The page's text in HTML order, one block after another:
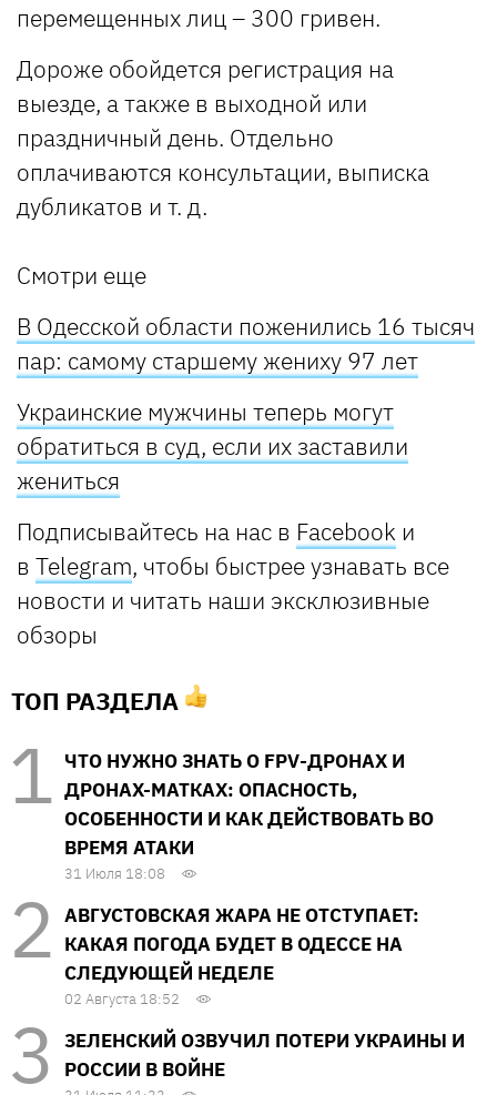
перемещенных лиц – 300 гривен.
Дороже обойдется регистрация на
выезде, а также в выходной или
праздничный день. Отдельно
оплачиваются консультации, выписка
дубликатов и т. д.
Смотри еще
В Одесской области поженились 16 тысяч
пар: самому старшему жениху 97 лет
Украинские мужчины теперь могут
обратиться в суд, если их заставили
жениться
Подписывайтесь на нас в Facebook и
в Telegram, чтобы быстрее узнавать все
новости и читать наши эксклюзивные
обзоры
ТОП РАЗДЕЛА
ЧТО НУЖНО ЗНАТЬ О FPV-ДРОНАХ И
ДРОНАХ-МАТКАХ: ОПАСНОСТЬ,
ОСОБЕННОСТИ И КАК ДЕЙСТВОВАТЬ ВО
ВРЕМЯ АТАКИ
31 Июля 18:08
АВГУСТОВСКАЯ ЖАРА НЕ ОТСТУПАЕТ:
КАКАЯ ПОГОДА БУДЕТ В ОДЕССЕ НА
СЛЕДУЮЩЕЙ НЕДЕЛЕ
02 Августа 18:52
ЗЕЛЕНСКИЙ ОЗВУЧИЛ ПОТЕРИ УКРАИНЫ И
РОССИИ В ВОЙНЕ